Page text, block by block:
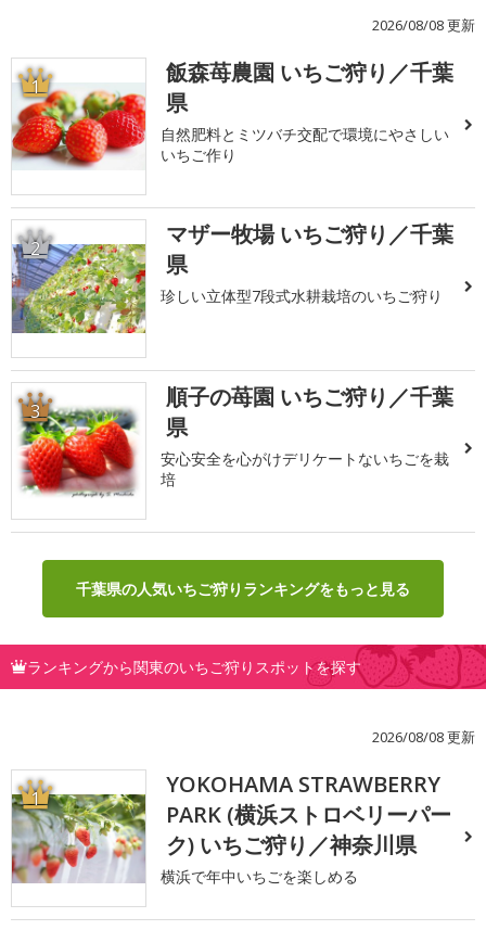
2026/08/08 更新
1
飯森苺農園 いちご狩り／千葉
県
自然肥料とミツバチ交配で環境にやさしい
いちご作り
2
マザー牧場 いちご狩り／千葉
県
珍しい立体型7段式水耕栽培のいちご狩り
3
順子の苺園 いちご狩り／千葉
県
安心安全を心がけデリケートないちごを栽
培
千葉県の人気いちご狩りランキングをもっと見る
ランキングから関東のいちご狩りスポットを探す
2026/08/08 更新
1
YOKOHAMA STRAWBERRY
PARK (横浜ストロベリーパー
ク) いちご狩り／神奈川県
横浜で年中いちごを楽しめる